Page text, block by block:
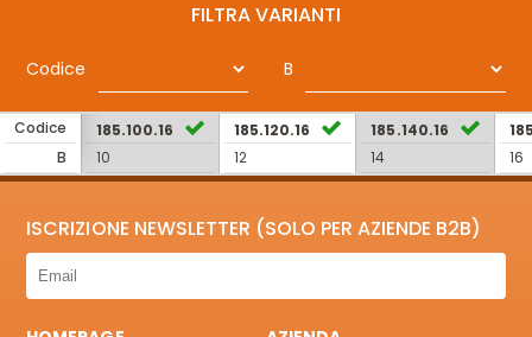
FILTRA VARIANTI
Codice B
Codice
B
185.100.16
10
185.120.16
12
185.140.16
14
16
ISCRIZIONE NEWSLETTER (SOLO PER AZIENDE B2B)